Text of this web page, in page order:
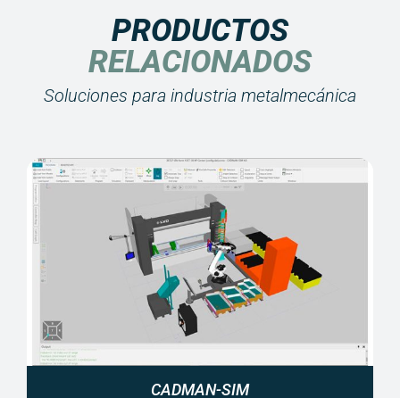
PRODUCTOS
RELACIONADOS
Soluciones para industria metalmecánica
CADMAN-SIM